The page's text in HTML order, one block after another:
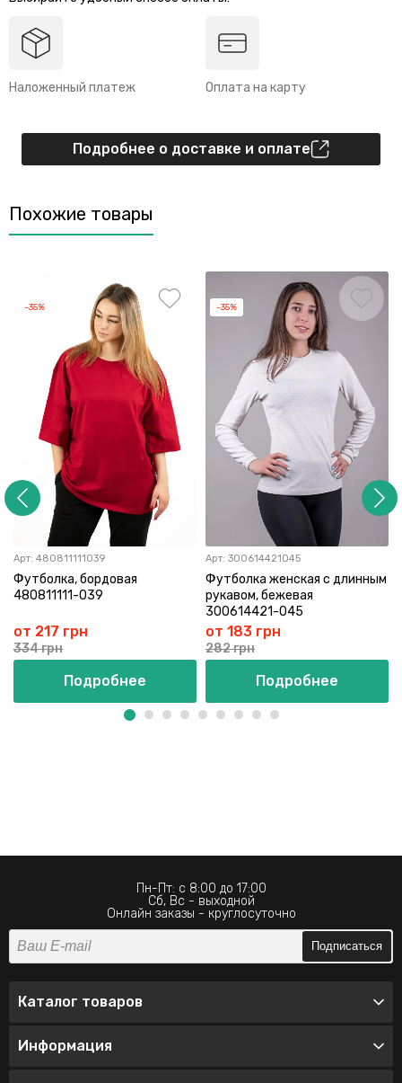
Наложенный платеж Оплата на карту
Подробнее о доставке и оплате
Похожие товары
-35%
Арт: 480811111039
Футболка, бордовая
480811111-039
от 217 грн
334 грн
Подробнее
-35%
Арт: 300614421045
Футболка женская с длинным
рукавом, бежевая
300614421-045
от 183 грн
282 грн
Подробнее
Пн-Пт: с 8:00 до 17:00
Сб, Вс - выходной
Онлайн заказы - круглосуточно
Подписаться
Каталог товаров
Информация